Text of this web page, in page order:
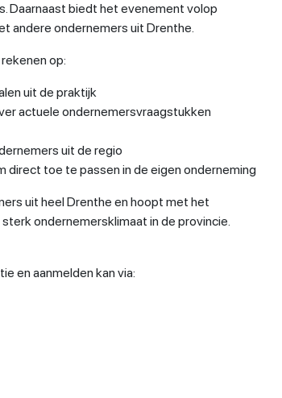
Daarnaast biedt het evenement volop
andere ondernemers uit Drenthe.
op:
uit de praktijk
actuele ondernemersvraagstukken
uit de regio
direct toe te passen in de eigen onderneming
uit heel Drenthe en hoopt met het
ondernemersklimaat in de provincie.
en aanmelden kan via: